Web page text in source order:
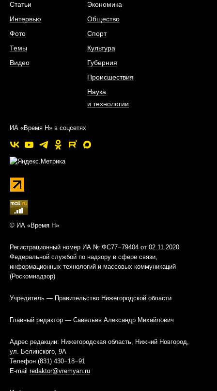
Статьи
Интервью
Фото
Темы
Видео
Экономика
Общество
Спорт
Культура
Губерния
Происшествия
Наука
и технологии
ИА «Время Н» в соцсетях
© ИА «Время Н»
Регистрационный номер ИА № ФС77−79404 от 02.11.2020
Федеральной службой по надзору в сфере связи,
информационных технологий и массовых коммуникаций
(Роскомнадзор)
Учредитель — Правительство Нижегородской области
Главный редактор — Савельев Александр Михайлович
Адрес редакции: Нижегородская область, Нижний Новгород,
ул. Белинского, 9А
Телефон (831) 430−18−91
E-mail redaktor@vremyan.ru